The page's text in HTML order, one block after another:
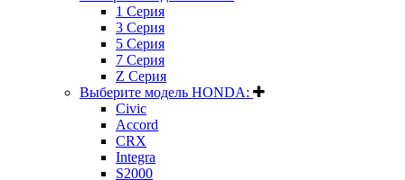
1 Серия
3 Серия
5 Серия
7 Серия
Z Серия
Выберите модель HONDA:
Civic
Accord
CRX
Integra
S2000